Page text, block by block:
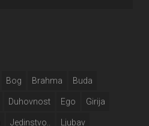
Bog Brahma Buda
Duhovnost Ego Girija
Jedinstvo.. Ljubav